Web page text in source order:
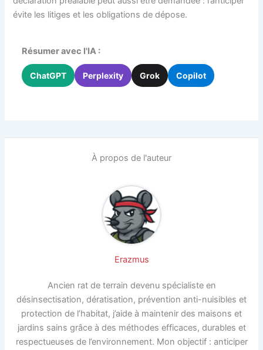
évite les litiges et les obligations de dépose.
Résumer avec l'IA :
ChatGPT Perplexity Grok Copilot
À propos de l'auteur
Erazmus
Ancien rat de terrain devenu spécialiste en
désinsectisation, dératisation, prévention anti-nuisibles et
protection de l’habitat, j’aide à maintenir des maisons et
jardins sains grâce à des méthodes efficaces, durables et
respectueuses de l’environnement. Mon objectif : anticiper